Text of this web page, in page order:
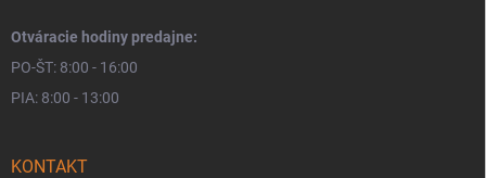
Otváracie hodiny predajne:
PO-ŠT: 8:00 - 16:00
PIA: 8:00 - 13:00
KONTAKT